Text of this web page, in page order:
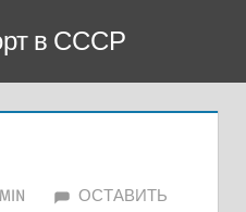
в СССР
ОСТАВИТЬ